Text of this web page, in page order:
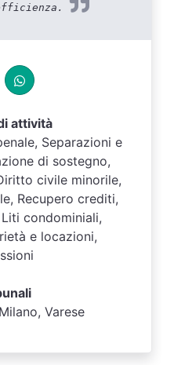
attività
Separazioni e
di sostegno,
civile minorile,
Recupero crediti,
condominiali,
e locazioni,
Varese